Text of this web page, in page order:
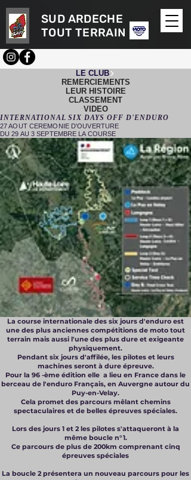
SUD ARDECHE
TOUT TERRAIN
LE CLUB
REMERCIEMENTS
LEUR HISTOIRE
CLASSEMENT
VIDEO
INTERNATIONAL SIX DAYS OFF D'ENDURO
27 AOUT CEREMONIE D'OUVERTURE
DU 29 AU 3 SEPTEMBRE LA COURSE
La course internationale des six jours d'enduro est
une des plus anciennes compétitions de moto tout
terrain mais aussi l'une des plus dure et exigeante
physiquement.
Pendant six jours d'affilée, les pilotes et leurs
machines seront à dure épreuve.
Pour la 96 -ème édition elle a lieu en France dans le
berceau de l'enduro Français, en Auvergne autour du
Puy-en-Velay.
Cela promet des parcours mêlant chemins
spectaculaires et de belles épreuves spéciales.
​Lors des jours 1 et 2 les pilotes s'attaqueront à la
même boucle n°1.
Ce parcours de plus de 200km comprenant cinq
épreuves spéciales
​La boucle 2 présentera un nouveau parcours pour les